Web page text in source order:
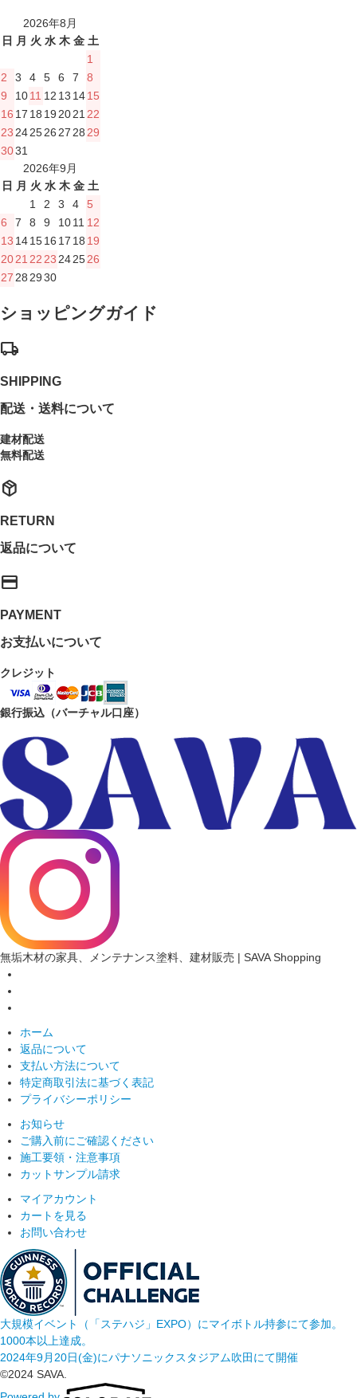
2026年8月
日
月 火 水 木 金 土
1
2
3 4 5 6 7
8
9
1011 12 13 1415
16 17 18 19 2021 22
23 242526 27 28 29
3031
2026年9月
日
月 火 水 木 金 土
1
2 3 4
5
6
7 8 9 1011 12
13 141516 17 18 19
2021 22 23 242526
27 28 2930
ショッピングガイド
local_shipping
SHIPPING
配送・送料について
建材配送
無料配送
package_2
RETURN
返品について
payment
PAYMENT
お支払いについて
クレジット
銀行振込（バーチャル口座）
無垢木材の家具、メンテナンス塗料、建材販売 | SAVA Shopping
ホーム
返品について
支払い方法について
特定商取引法に基づく表記
プライバシーポリシー
お知らせ
ご購入前にご確認ください
施工要領・注意事項
カットサンプル請求
マイアカウント
カートを見る
お問い合わせ
大規模イベント（「ステハジ」EXPO）にマイボトル持参にて参加。
1000本以上達成。
2024年9月20日(金)にパナソニックスタジアム吹田にて開催
©2024 SAVA.